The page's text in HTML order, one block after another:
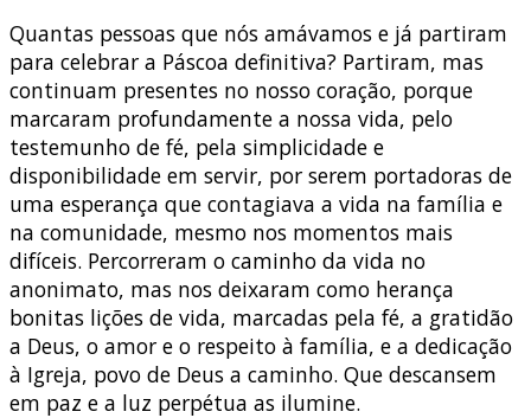
Quantas pessoas que nós amávamos e já partiram
para celebrar a Páscoa definitiva? Partiram, mas
continuam presentes no nosso coração, porque
marcaram profundamente a nossa vida, pelo
testemunho de fé, pela simplicidade e
disponibilidade em servir, por serem portadoras de
uma esperança que contagiava a vida na família e
na comunidade, mesmo nos momentos mais
difíceis. Percorreram o caminho da vida no
anonimato, mas nos deixaram como herança
bonitas lições de vida, marcadas pela fé, a gratidão
a Deus, o amor e o respeito à família, e a dedicação
à Igreja, povo de Deus a caminho. Que descansem
em paz e a luz perpétua as ilumine.